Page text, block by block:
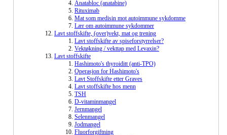
Anatabloc (anatabine)
Rituximab
Mat som medisin mot autoimmune sykdomme
Lær om autoimmune sykdommer
Lavt stoffskifte, (over)vekt, mat og trening
Lavt stoffskifte av spiseforstyrrelser?
Vektøkning / vekttap med Levaxin?
Lavt stoffskifte
Hashimoto's thyroiditt (anti-TPO)
Operasjon for Hashimoto's
Lavt Stoffskifte etter Graves
Lavt stoffskifte hos menn
TSH
D-vitaminmangel
Jernmangel
Selenmangel
Jodmangel
Fluorforgiftning